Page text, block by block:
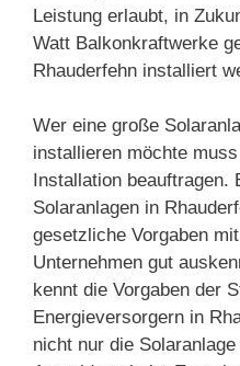
Leistung erlaubt, in
Watt Balkonkraftwerke
Rhauderfehn installiert
Wer eine große
installieren möchte
Installation beauftragen.
Solaranlagen in
gesetzliche Vorgaben
Unternehmen gut
kennt die Vorgaben der
Energieversorgern in
nicht nur die